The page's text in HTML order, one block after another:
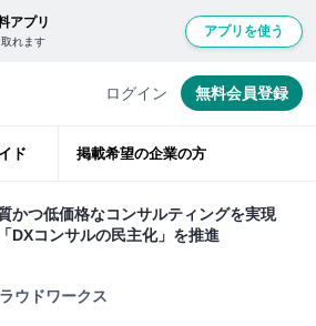
アプリ
れます
アプリを使う
ログイン 無料会員登録
ド 掲載希望の企業の方
かつ低価格なコンサルティングを実現
DXコンサルの民主化」を推進
ウドワークス